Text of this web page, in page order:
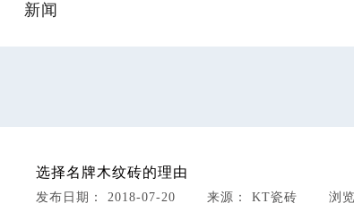
新闻
选择名牌木纹砖的理由
发布日期： 2018-07-20 来源： KT瓷砖 浏览